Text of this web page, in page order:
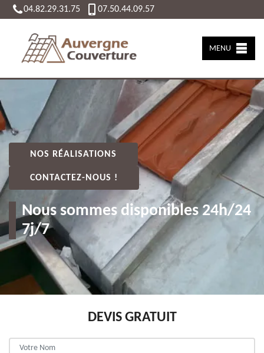
04.82.29.31.75 07.50.44.09.57
MENU
NOS RÉALISATIONS
CONTACTEZ-NOUS !
Nous sommes disponibles 24h/24
7j/7
DEVIS GRATUIT